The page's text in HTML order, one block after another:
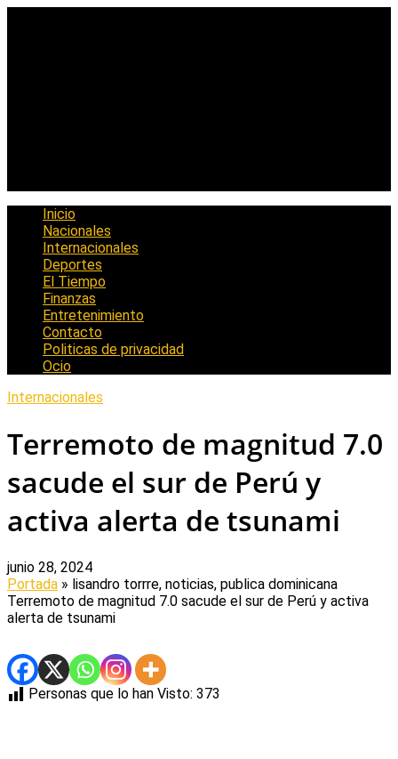
Inicio
Nacionales
Internacionales
Deportes
El Tiempo
Finanzas
Entretenimiento
Contacto
Politicas de privacidad
Ocio
Internacionales
Terremoto de magnitud 7.0
sacude el sur de Perú y
activa alerta de tsunami
junio 28, 2024
Portada » lisandro torrre, noticias, publica dominicana
Terremoto de magnitud 7.0 sacude el sur de Perú y activa
alerta de tsunami
Personas que lo han Visto: 373